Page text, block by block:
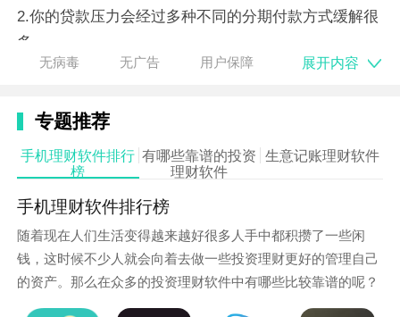
2.你的贷款压力会经过多种不同的分期付款方式缓解很
多。
软件优势
1.申请借贷时能够选择不同的额度，大额小额等等都能
够轻松搞定。
2.借款的速度超级快，而且放款速度会在半个小时之内
搞定。
无病毒 无广告 用户保障 展开内容
专题推荐
手机理财软件排行
榜
有哪些靠谱的投资
理财软件
生意记账理财软件
手机理财软件排行榜
随着现在人们生活变得越来越好很多人手中都积攒了一些闲
钱，这时候不少人就会向着去做一些投资理财更好的管理自己
的资产。那么在众多的投资理财软件中有哪些比较靠谱的呢？
手机理财软件排行榜为大家推荐了一些好用的正规投资理财